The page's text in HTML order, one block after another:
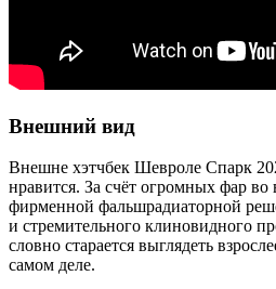
Внешний вид
Внешне хэтчбек Шевроле Спарк
нравится. За счёт огромных фар
фирменной фальшрадиаторной
и стремительного клиновидного
словно старается выглядеть
самом деле.